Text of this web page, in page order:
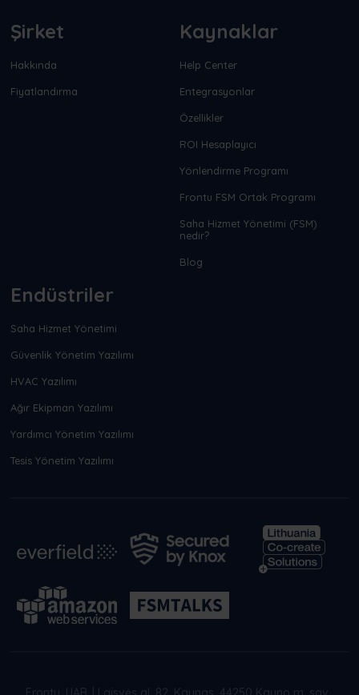
Şirket
Hakkında
Fiyatlandırma
Kaynaklar
Help Center
Entegrasyonlar
Özellikler
ROI Hesaplayıcı
Yönlendirme Programı
Frontu FSM Ortak Programı
Saha Hizmet Yönetimi (FSM)
nedir?
Blog
Endüstriler
Saha Hizmet Yönetimi
Güvenlik Yönetim Yazılımı
HVAC Yazılımı
Ağır Ekipman Yazılımı
Yardımcı Yönetim Yazılımı
Tesis Yönetim Yazılımı